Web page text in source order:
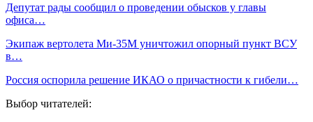
Депутат рады сообщил о проведении обысков у главы
офиса…
Экипаж вертолета Ми-35М уничтожил опорный пункт ВСУ
в…
Россия оспорила решение ИКАО о причастности к гибели…
Выбор читателей: